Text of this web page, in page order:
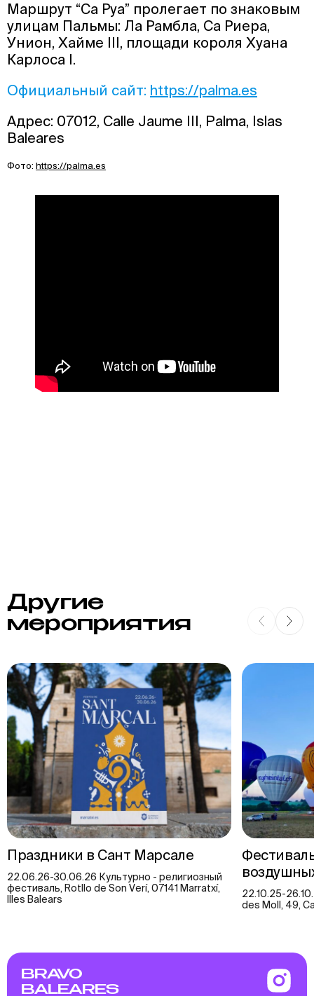
Маршрут “Са Руа” пролегает по знаковым
улицам Пальмы: Ла Рамбла, Са Риера,
Унион, Хайме III, площади короля Хуана
Карлоса I.
Официальный сайт: https://palma.es
Адрес: 07012, Calle Jaume III, Palma, Islas
Baleares
Фото: https://palma.es
Другие
мероприятия
Праздники в Сант Марсале
22.06.26-30.06.26 Культурно - религиозный
фестиваль, Rotllo de Son Verí, 07141 Marratxí,
Illes Balears
22.10.25-
des Moll, 49,
BRAVO
BALEARES